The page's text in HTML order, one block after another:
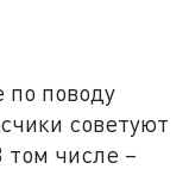
поводу
советуют
том числе –